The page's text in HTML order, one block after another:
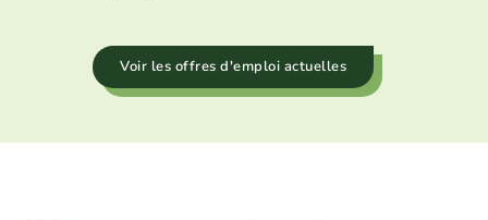
Voir les offres d'emploi actuelles